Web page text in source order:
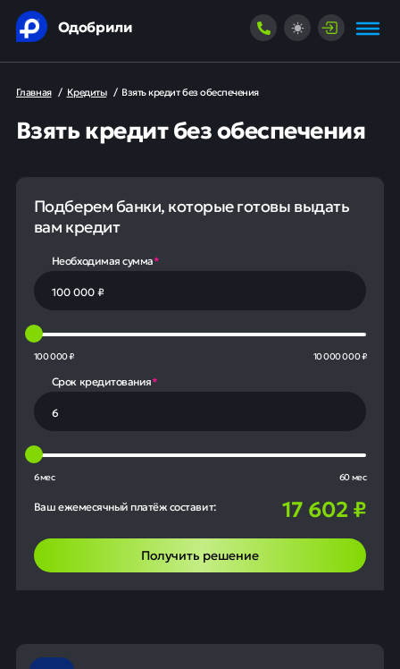
Одобрили
Главная / Кредиты / Взять кредит без обеспечения
Взять кредит без обеспечения
Подберем банки, которые готовы выдать
вам кредит
Необходимая сумма*
100 000 ₽ 10 000 000 ₽
Срок кредитования*
6 мес 60 мес
Ваш ежемесячный платёж составит: 17 602₽
Получить решение